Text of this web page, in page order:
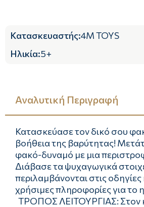
Κατασκευαστής:4M TOYS
Ηλικία:5+
Αναλυτική Περιγραφή
Κατασκεύασε τον δικό σου
βοήθεια της βαρύτητας!
φακό-δυναμό με μια
Διάβασε τα ψυχαγωγικά
περιλαμβάνονται στις
χρήσιμες πληροφορίες για το
ΤΡΟΠΟΣ ΛΕΙΤΟΥΡΓΙΑΣ: Στον